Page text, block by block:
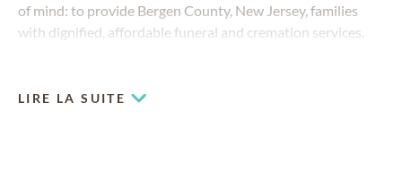
of mind: to provide Bergen County, New Jersey, families
with dignified, affordable funeral and cremation services.
LIRE LA SUITE